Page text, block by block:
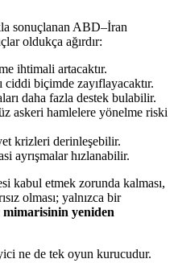
sonuçlanan ABD–İran
oldukça ağırdır:
ihtimali artacaktır.
ciddi biçimde zayıflayacaktır.
daha fazla destek bulabilir.
askeri hamlelere yönelme riski
krizleri derinleşebilir.
ayrışmalar hızlanabilir.
kabul etmek zorunda kalması,
olması; yalnızca bir
mimarisinin yeniden
ne de tek oyun kurucudur.